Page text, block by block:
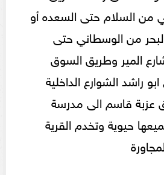
من السلام حتى السعده أو
من الوسطاني حتى
المير وطريق السوق
راشد الشوارع الداخلية
عزبة قاسم الى مدرسة
حيوية وتخدم القرية